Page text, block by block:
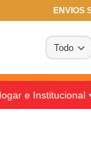
ENVIOS
e Institucional